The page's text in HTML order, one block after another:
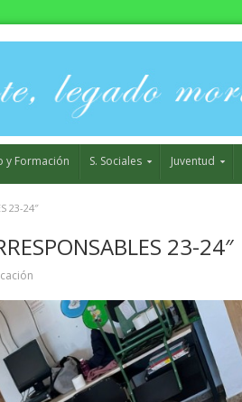
y Formación S. Sociales Juventud
23-24″
23-24″